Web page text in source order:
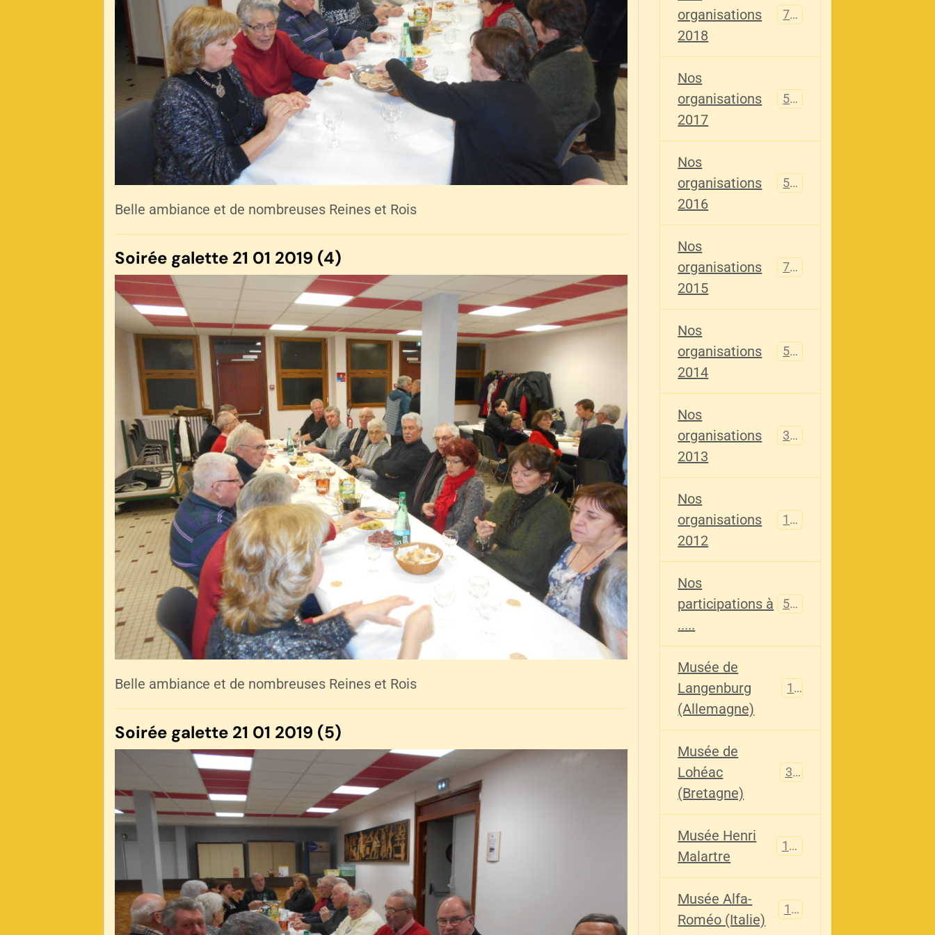
Belle ambiance et de nombreuses Reines et Rois
Soirée galette 21 01 2019 (4)
Belle ambiance et de nombreuses Reines et Rois
Soirée galette 21 01 2019 (5)
organisations
2018
741
Nos
organisations
2017
555
Nos
organisations
2016
520
Nos
organisations
2015
776
Nos
organisations
2014
516
Nos
organisations
2013
344
Nos
organisations
2012
155
Nos
participations à
.....
563
Musée de
Langenburg
(Allemagne)
113
Musée de
Lohéac
(Bretagne)
321
Musée Henri
Malartre
136
Musée Alfa-
Roméo (Italie)
107